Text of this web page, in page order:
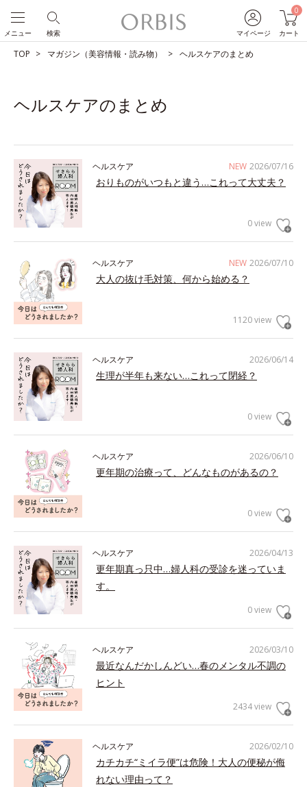
マイページ
0
カート
検索
メニュー
TOP マガジン（美容情報・読み物） ヘルスケアのまとめ
ヘルスケアのまとめ
NEW 2026/07/16
ヘルスケア
おりものがいつもと違う…これって大丈夫？
0 view
NEW 2026/07/10
ヘルスケア
大人の抜け毛対策、何から始める？
1120 view
2026/06/14
ヘルスケア
生理が半年も来ない…これって閉経？
0 view
2026/06/10
ヘルスケア
更年期の治療って、どんなものがあるの？
0 view
2026/04/13
ヘルスケア
更年期真っ只中…婦人科の受診を迷っていま
す。
0 view
2026/03/10
ヘルスケア
最近なんだかしんどい…春のメンタル不調の
ヒント
2434 view
2026/02/10
ヘルスケア
カチカチ“ミイラ便”は危険！大人の便秘が侮
れない理由って？